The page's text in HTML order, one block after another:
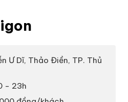
Ư Dĩ, Thảo Điền, TP. Thủ
- 23h